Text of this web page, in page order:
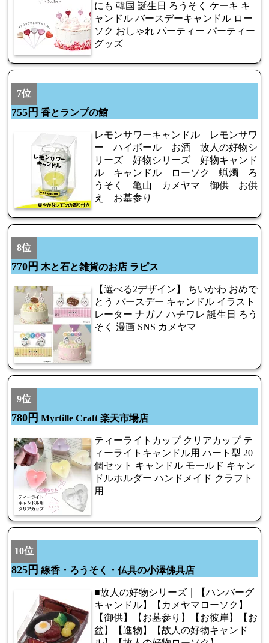
にも 韓国 誕生日 ろうそく ケーキ キ
ャンドル バースデーキャンドル ロー
ソク おしゃれ パーティー パーティー
グッズ
7位
755円 香とランプの館
レモンサワーキャンドル レモンサワ
ー ハイボール お酒 故人の好物シ
リーズ 好物シリーズ 好物キャンド
ル キャンドル ローソク 蝋燭 ろ
うそく 亀山 カメヤマ 御供 お供
え お墓参り
8位
770円 木と石と雑貨のお店 ラピス
【選べる2デザイン】 ちいかわ おめで
とう バースデー キャンドル イラスト
レーター ナガノ ハチワレ 誕生日 ろう
そく 漫画 SNS カメヤマ
9位
780円 Myrtille Craft 楽天市場店
ティーライトカップ クリアカップ テ
ィーライトキャンドル用 ハート型 20
個セット キャンドル モールド キャン
ドルホルダー ハンドメイド クラフト
用
10位
825円 線香・ろうそく・仏具の小澤佛具店
■故人の好物シリーズ｜【ハンバーグ
キャンドル】【カメヤマローソク】
【御供】【お墓参り】【お彼岸】【お
盆】【進物】【故人の好物キャンド